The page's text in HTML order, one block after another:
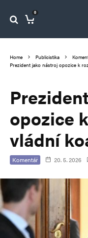
0
Home Publicistika
Prezident jako nástroj opozice k
opozice
vládní
Komentář 20. 5. 2026